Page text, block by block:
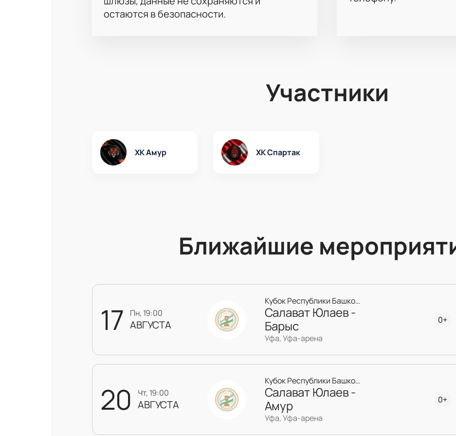
остаются в безопасности.
Участники
ХК Амур ХК Спартак
Ближайшие
17 пн, 19:00
АВГУСТА
Кубок Республики Башкортостан
Салават Юлаев -
Барыс
Уфа, Уфа-арена
0+
20 чт, 19:00
АВГУСТА
Кубок Республики Башкортостан
Салават Юлаев -
Амур
Уфа, Уфа-арена
0+